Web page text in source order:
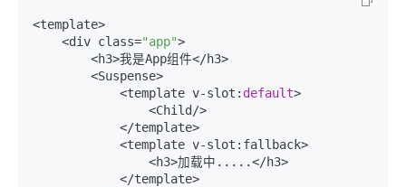
<template>
    <div class=
"app">
            <template v-slot:
default>